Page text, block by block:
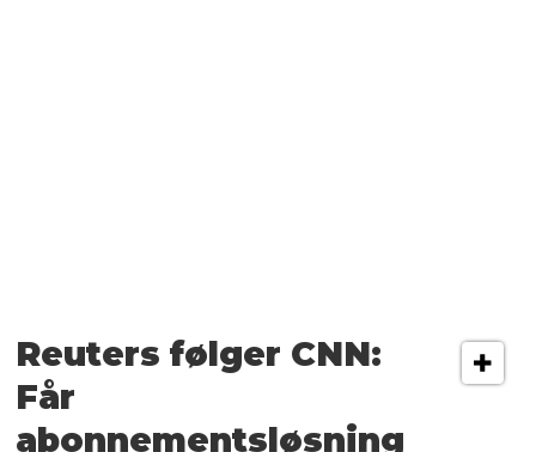
Reuters følger CNN:
Får
abonnementsløsning